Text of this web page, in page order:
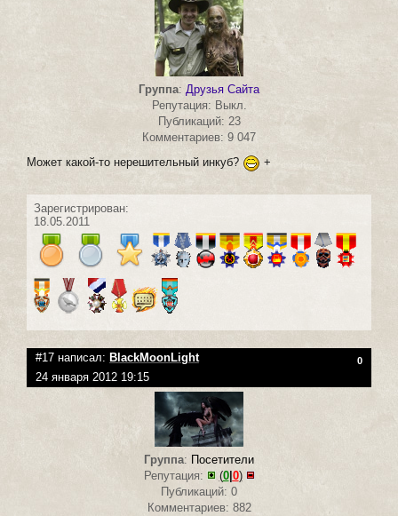
Группа: Друзья Сайта
Репутация: Выкл.
Публикаций: 23
Комментариев: 9 047
Может какой-то нерешительный инкуб?
+
Зарегистрирован:
18.05.2011
#17 написал: BlackMoonLight 0
24 января 2012 19:15
Группа: Посетители
Репутация:
(0| 0)
Публикаций: 0
Комментариев: 882